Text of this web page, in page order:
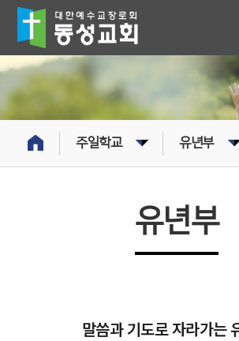
주일학교 유년부
유년부
말씀과 기도로 자라가는